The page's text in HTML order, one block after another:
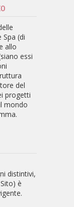
(di
allo
essi
del
progetti
mondo
distintivi,
è